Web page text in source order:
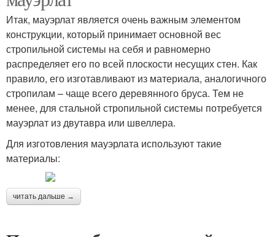
Итак, мауэрлат является очень важным элементом
конструкции, который принимает основной вес
стропильной системы на себя и равномерно
распределяет его по всей плоскости несущих стен. Как
правило, его изготавливают из материала, аналогичного
стропилам – чаще всего деревянного бруса. Тем не
менее, для стальной стропильной системы потребуется
мауэрлат из двутавра или швеллера.
Для изготовления мауэрлата используют такие
материалы:
читать дальше →